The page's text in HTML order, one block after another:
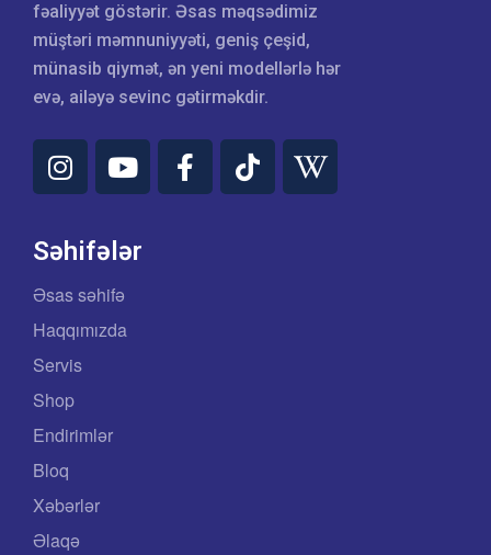
fəaliyyət göstərir. Əsas məqsədimiz
müştəri məmnuniyyəti, geniş çeşid,
münasib qiymət, ən yeni modellərlə hər
evə, ailəyə sevinc gətirməkdir.
Səhifələr
Əsas səhifə
Haqqımızda
Servis
Shop
Endirimlər
Bloq
Xəbərlər
Əlaqə